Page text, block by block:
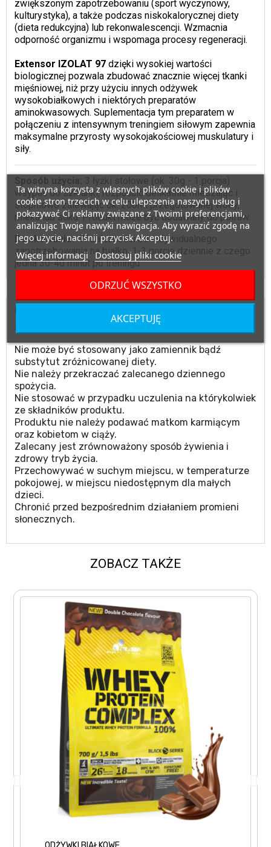
zwiększonym zapotrzebowaniu (sport wyczynowy,
kulturystyka), a także podczas niskokalorycznej diety
(dieta redukcyjna) lub rekonwalescencji. Wzmacnia
odporność organizmu i wspomaga procesy regeneracji.
Extensor IZOLAT 97dzięki wysokiej wartości
biologicznej pozwala zbudować znacznie więcej tkanki
mięśniowej, niż przy użyciu innych odżywek
wysokobiałkowych i niektórych preparatów
aminokwasowych. Suplementacja tym preparatem w
połączeniu z intensywnym treningiem siłowym zapewnia
maksymalne przyrosty wysokojakościowej muskulatury i
siły.
Sposób użycia: 3 łyżki stołowe (ok. 30g - 1 porcja)
wsypać do szklanki, rozpuścić delikatnie mieszając i
stopniowo zalewając ok. 200ml przegotowanej wody,
mleka lub soku. Produkt może być dodawany do potraw.
Dawkowanie:W zależności od indywidualnego
zapotrzebowania na białko, 1-3 porcje dziennie z czego
jedna 30-40 minut po treningu.
Nie może być stosowany jako zamiennik bądź
substytut zróżnicowanej diety.
Nie należy przekraczać zalecanego dziennego
spożycia.
Nie stosować w przypadku uczulenia na którykolwiek
ze składników produktu.
Produktu nie należy podawać matkom karmiącym
oraz kobietom w ciąży.
Zalecany jest zrównoważony sposób żywienia i
zdrowy tryb życia.
Przechowywać w suchym miejscu, w temperaturze
pokojowej, w miejscu niedostępnym dla małych
dzieci.
Chronić przed bezpośrednim działaniem promieni
słonecznych.
ZOBACZ TAKŻE
Ta witryna korzysta z własnych plików cookie i plików
cookie stron trzecich w celu ulepszenia naszych usług i
pokazywać Ci reklamy związane z Twoimi preferencjami,
analizując Twoje nawyki nawigacja. Aby wyrazić zgodę na
jego użycie, naciśnij przycisk Akceptuj.
Więcej informacji Dostosuj pliki cookie
ODRZUĆ WSZYSTKO
AKCEPTUJĘ